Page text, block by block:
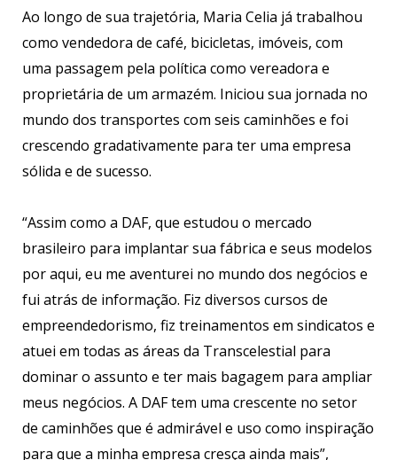
Ao longo de sua trajetória, Maria Celia já trabalhou
como vendedora de café, bicicletas, imóveis, com
uma passagem pela política como vereadora e
proprietária de um armazém. Iniciou sua jornada no
mundo dos transportes com seis caminhões e foi
crescendo gradativamente para ter uma empresa
sólida e de sucesso.
“Assim como a DAF, que estudou o mercado
brasileiro para implantar sua fábrica e seus modelos
por aqui, eu me aventurei no mundo dos negócios e
fui atrás de informação. Fiz diversos cursos de
empreendedorismo, fiz treinamentos em sindicatos e
atuei em todas as áreas da Transcelestial para
dominar o assunto e ter mais bagagem para ampliar
meus negócios. A DAF tem uma crescente no setor
de caminhões que é admirável e uso como inspiração
para que a minha empresa cresça ainda mais”,